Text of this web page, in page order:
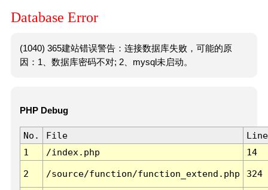
Database Error
(1040) 365建站错误警告：连接数据库失败，可能的原
因：1、数据库密码不对; 2、mysql未启动。
PHP Debug
No. File
Line
1
/index.php 14
2 /source/function/function_extend.php 324